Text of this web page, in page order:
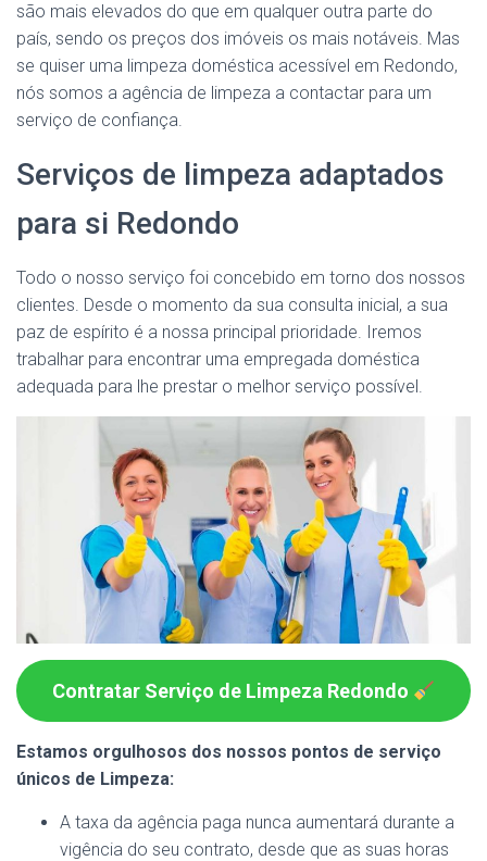
são mais elevados do que em qualquer outra parte do
país, sendo os preços dos imóveis os mais notáveis. Mas
se quiser uma limpeza doméstica acessível em Redondo,
nós somos a agência de limpeza a contactar para um
serviço de confiança.
Serviços de limpeza adaptados
para si Redondo
Todo o nosso serviço foi concebido em torno dos nossos
clientes. Desde o momento da sua consulta inicial, a sua
paz de espírito é a nossa principal prioridade. Iremos
trabalhar para encontrar uma empregada doméstica
adequada para lhe prestar o melhor serviço possível.
Contratar Serviço de Limpeza Redondo
Estamos orgulhosos dos nossos pontos de serviço
únicos de Limpeza:
A taxa da agência paga nunca aumentará durante a
vigência do seu contrato, desde que as suas horas